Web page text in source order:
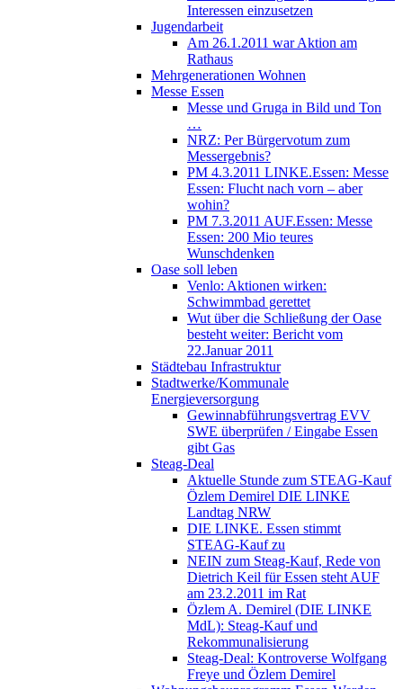
Interessen einzusetzen
Jugendarbeit
Am 26.1.2011 war Aktion am
Rathaus
Mehrgenerationen Wohnen
Messe Essen
Messe und Gruga in Bild und Ton
…
NRZ: Per Bürgervotum zum
Messergebnis?
PM 4.3.2011 LINKE.Essen: Messe
Essen: Flucht nach vorn – aber
wohin?
PM 7.3.2011 AUF.Essen: Messe
Essen: 200 Mio teures
Wunschdenken
Oase soll leben
Venlo: Aktionen wirken:
Schwimmbad gerettet
Wut über die Schließung der Oase
besteht weiter: Bericht vom
22.Januar 2011
Städtebau Infrastruktur
Stadtwerke/Kommunale
Energieversorgung
Gewinnabführungsvertrag EVV
SWE überprüfen / Eingabe Essen
gibt Gas
Steag-Deal
Aktuelle Stunde zum STEAG-Kauf
Özlem Demirel DIE LINKE
Landtag NRW
DIE LINKE. Essen stimmt
STEAG-Kauf zu
NEIN zum Steag-Kauf, Rede von
Dietrich Keil für Essen steht AUF
am 23.2.2011 im Rat
Özlem A. Demirel (DIE LINKE
MdL): Steag-Kauf und
Rekommunalisierung
Steag-Deal: Kontroverse Wolfgang
Freye und Özlem Demirel